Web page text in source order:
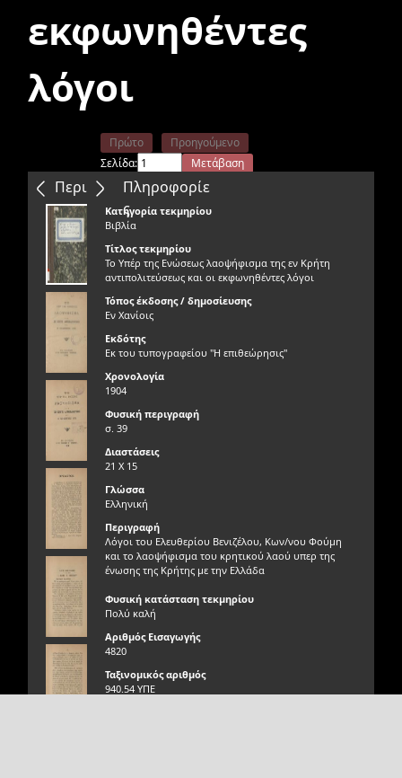
εκφωνηθέντες
λόγοι
Περιεχόμενα
Πρώτο
Προηγούμενο
Σελίδα:
Μετάβαση
Επόμενο
Τελευταίο
Πληροφορίε
ς
Κατηγορία τεκμηρίου
Βιβλία
Τίτλος τεκμηρίου
Το Υπέρ της Ενώσεως λαοψήφισμα της εν Κρήτη
αντιπολιτεύσεως και οι εκφωνηθέντες λόγοι
Τόπος έκδοσης / δημοσίευσης
Εν Χανίοις
Εκδότης
Εκ του τυπογραφείου "Η επιθεώρησις"
Χρονολογία
1904
Φυσική περιγραφή
σ. 39
Διαστάσεις
21 Χ 15
Γλώσσα
Ελληνική
Περιγραφή
Λόγοι του Ελευθερίου Βενιζέλου, Κων/νου Φούμη
και το λαοψήφισμα του κρητικού λαού υπερ της
ένωσης της Κρήτης με την Ελλάδα
Φυσική κατάσταση τεκμηρίου
Πολύ καλή
Αριθμός Εισαγωγής
4820
Ταξινομικός αριθμός
940.54 ΥΠΕ